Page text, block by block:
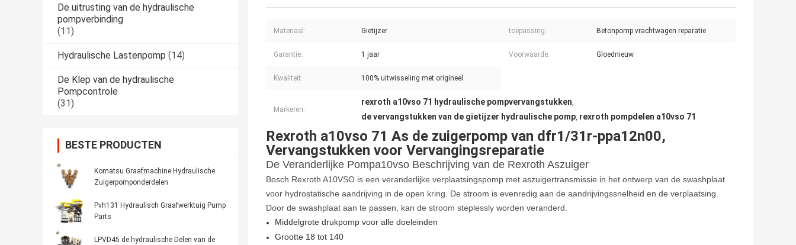
De uitrusting van de hydraulische
pompverbinding
(11)
Hydraulische Lastenpomp (14)
De Klep van de hydraulische
Pompcontrole
(31)
BESTE PRODUCTEN
Komatsu Graafmachine Hydraulische
Zuigerpomponderdelen
Pvh131 Hydraulisch Graafwerktuig Pump
Parts
LPVD45 de hydraulische Delen van de
Materiaal: Gietijzer toepassing: Betonpomp vrachtwagen reparatie
Garantie: 1 jaar Voorwaarde: Gloednieuw
Kwaliteit: 100% uitwisseling met origineel
Markeren:
rexroth a10vso 71 hydraulische pompvervangstukken,
de vervangstukken van de gietijzer hydraulische pomp, rexroth pompdelen a10vso 71
Rexroth a10vso 71 As de zuigerpomp van dfr1/31r-ppa12n00,
Vervangstukken voor Vervangingsreparatie
De Veranderlijke Pompa10vso Beschrijving van de Rexroth Aszuiger
Bosch Rexroth A10VSO is een veranderlijke verplaatsingspomp met aszuigertransmissie in het ontwerp van de swashplaat
voor hydrostatische aandrijving in de open kring. De stroom is evenredig aan de aandrijvingssnelheid en de verplaatsing.
Door de swashplaat aan te passen, kan de stroom steplessly worden veranderd.
Middelgrote drukpomp voor alle doeleinden
Grootte 18 tot 140